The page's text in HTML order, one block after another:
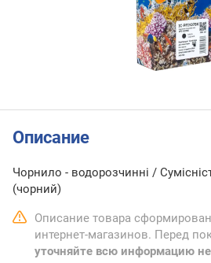
Описание
Чорнило - водорозчинні /
(чорний)
Описание товара
интернет-магазинов. Перед
уточняйте всю информацию